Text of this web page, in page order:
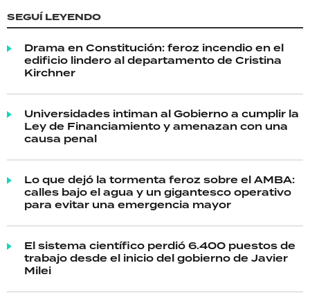
SEGUÍ LEYENDO
Drama en Constitución: feroz incendio en el
edificio lindero al departamento de Cristina
Kirchner
Universidades intiman al Gobierno a cumplir la
Ley de Financiamiento y amenazan con una
causa penal
Lo que dejó la tormenta feroz sobre el AMBA:
calles bajo el agua y un gigantesco operativo
para evitar una emergencia mayor
El sistema científico perdió 6.400 puestos de
trabajo desde el inicio del gobierno de Javier
Milei